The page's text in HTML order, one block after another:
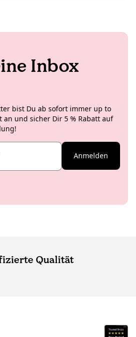
Während sie noch überlegt, ob
spannende Neuigkeiten aus
Inbox
bist Du ab sofort immer up to
an und sicher Dir 5 % Rabatt auf
Anmelden
Qualität